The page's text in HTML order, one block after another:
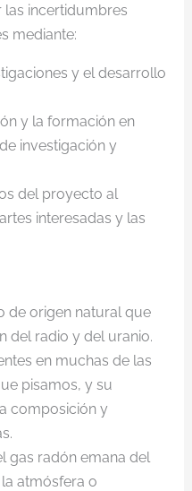
incertidumbres
mediante:
y el desarrollo
y la formación en
investigación y
del proyecto al
interesadas y las
de origen natural que
del radio y del uranio.
en muchas de las
pisamos, y su
composición y
gas radón emana del
atmósfera o